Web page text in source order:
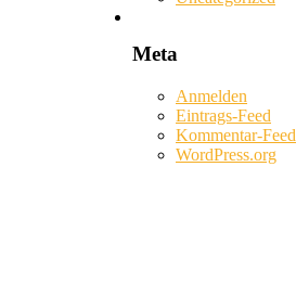
Meta
Anmelden
Eintrags-Feed
Kommentar-Feed
WordPress.org